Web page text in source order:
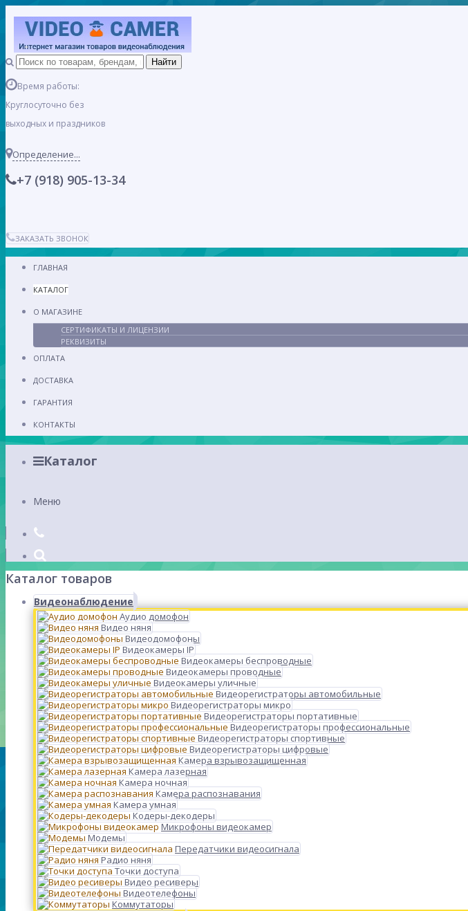
Время работы:
Круглосуточно без
выходных и праздников
Определение...
+7 (918) 905-13-34
ЗАКАЗАТЬ ЗВОНОК
ГЛАВНАЯ
КАТАЛОГ
О МАГАЗИНЕ
СЕРТИФИКАТЫ И ЛИЦЕНЗИИ
РЕКВИЗИТЫ
ОПЛАТА
ДОСТАВКА
ГАРАНТИЯ
КОНТАКТЫ
Каталог
Меню
Каталог товаров
Видеонаблюдение
Аудио домофон
Видео няня
Видеодомофоны
Видеокамеры IP
Видеокамеры беспроводные
Видеокамеры проводные
Видеокамеры уличные
Видеорегистраторы автомобильные
Видеорегистраторы микро
Видеорегистраторы портативные
Видеорегистраторы профессиональные
Видеорегистраторы спортивные
Видеорегистраторы цифровые
Камера взрывозащищенная
Камера лазерная
Камера ночная
Камера распознавания
Камера умная
Кодеры-декодеры
Микрофоны видеокамер
Модемы
Передатчики видеосигнала
Радио няня
Точки доступа
Видео ресиверы
Видеотелефоны
Коммутаторы